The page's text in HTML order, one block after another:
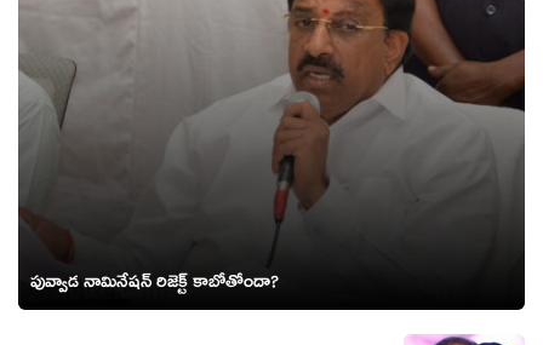
పువ్వాడ నామినేషన్ రిజెక్ట్ కాబోతోందా?